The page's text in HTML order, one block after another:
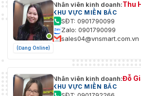
(Đang Online)
Nhân viên kinh doanh:Thu
KHU VỰC MIỀN BẮC
SĐT: 0901790099
Zalo: 0901790099
sales04@vnsmart.com.vn
Nhân viên kinh doanh:Đỗ
KHU VỰC MIỀN BẮC